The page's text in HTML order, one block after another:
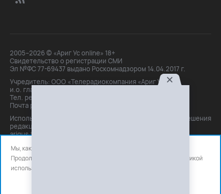
2005–2026 © «Ариг Ус online» 18+
Свидетельство о регистрации СМИ
Эл №ФС 77-69437 выдано Роскомнадзором 14.04.2017 г.
Учредитель: ООО «Телерадиокомпания «Ариг Ус»,
и.о. главного редактора: Маханова О.Б.
Тел. peдakции: +7(3012)21-30-14,
Почта peдakции: editor@arigus.tv
Использование материалов только с письменного разрешения
редакции. При цитировании прямая активная ссылка на
arigus.tv обязательна.
Мы, как и все используем файлы cookie и сервисы аналитики.
Продолжая использовать сайт, вы соглашаетесь с нашей
политикой
использования